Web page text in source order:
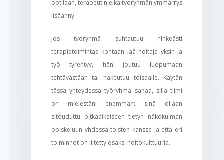
potilaan, terapeutin eikä työryhmän ymmärrys
lisäänny.
Jos työryhmä suhtautuu nihkeästi
terapiatoimintaa kohtaan jää hoitaja yksin ja
työ tyrehtyy, hän joutuu luopumaan
tehtävästään tai hakeutuu toisaalle. Käytän
tässä yhteydessä työryhmä sanaa, sillä tiimi
on mielestäni enemmän; sinä ollaan
sitouduttu pitkäaikaiseen tietyn näkökulman
opiskeluun yhdessä toisten kanssa ja että eri
toiminnot on liitetty osaksi hoitokulttuuria.